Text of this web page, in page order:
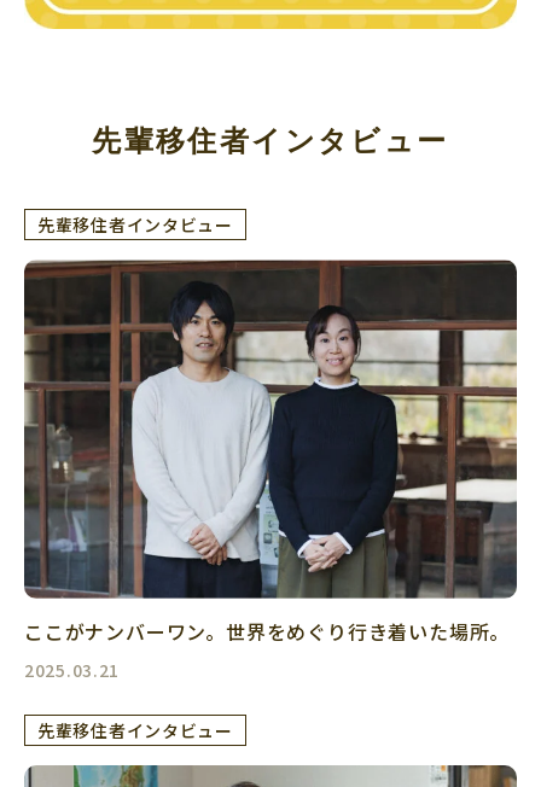
先輩移住者インタビュー
先輩移住者インタビュー
ここがナンバーワン。世界をめぐり行き着いた場所。
2025.03.21
先輩移住者インタビュー